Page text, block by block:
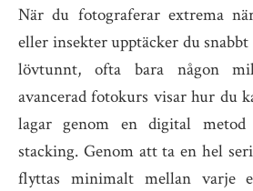
När du fotograferar extrema
eller insekter upptäcker du
lövtunnt, ofta bara någon
avancerad fotokurs visar hur du
lagar genom en digital
stacking. Genom att ta en hel
flyttas minimalt mellan varje